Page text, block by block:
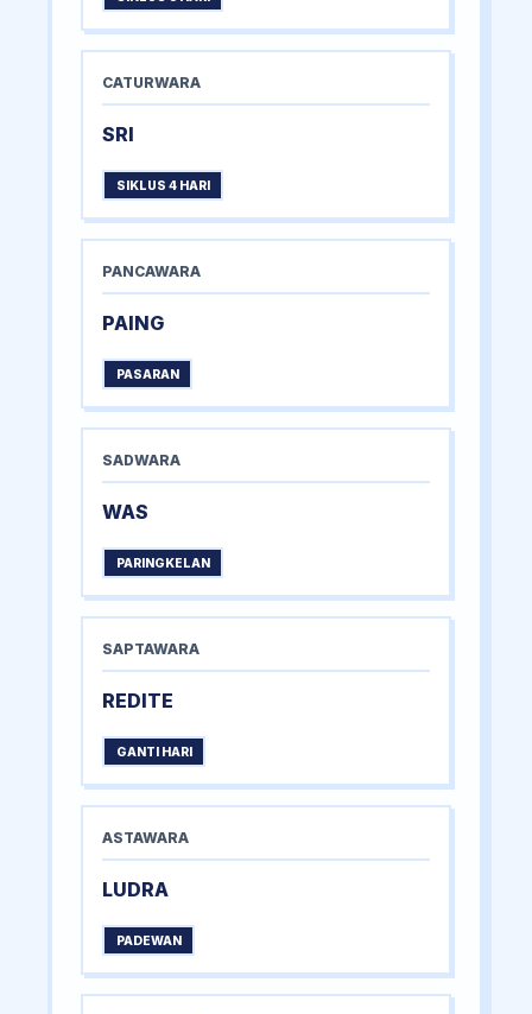
CATURWARA
SRI
SIKLUS 4 HARI
PANCAWARA
PAING
PASARAN
SADWARA
WAS
PARINGKELAN
SAPTAWARA
REDITE
GANTI HARI
ASTAWARA
LUDRA
PADEWAN